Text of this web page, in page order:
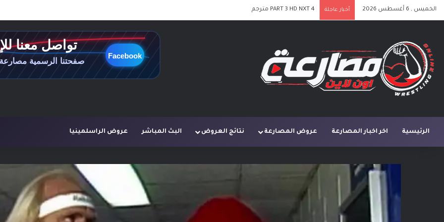
الخميس , 6 أغسطس 2026 أخبار عاجلة PART 3 HD NXT 4 مترجم
الرئيسية اخر اخبار المصارعة عروض المصارعة نتائج العروض البث المباشر عروض الراسلمينيا